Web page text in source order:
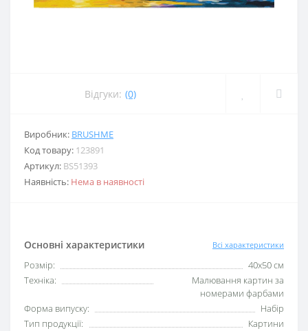
Відгуки: (0)
Виробник: BRUSHME
Код товару: 123891
Артикул: BS51393
Наявність: Нема в наявності
Основні характеристики Всі характеристики
Розмір:
40x50 см
Техніка:
Малювання картин за
номерами фарбами
Форма випуску:
Набір
Тип продукції:
Картини